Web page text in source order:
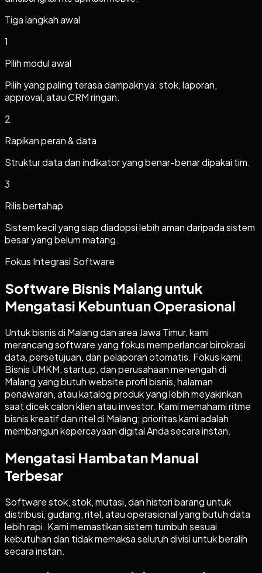
Tiga langkah awal
1
Pilih modul awal
Pilih yang paling terasa dampaknya: stok, laporan,
approval, atau CRM ringan.
2
Rapikan peran & data
Struktur data dan indikator yang benar-benar dipakai tim.
3
Rilis bertahap
Sistem kecil yang siap diadopsi lebih aman daripada sistem
besar yang belum matang.
Fokus Integrasi Software
Software Bisnis Malang untuk
Mengatasi Kebuntuan Operasional
Untuk bisnis di Malang dan area Jawa Timur, kami
merancang software yang fokus memperlancar birokrasi
data, persetujuan, dan pelaporan otomatis. Fokus kami:
Bisnis UMKM, startup, dan perusahaan menengah di
Malang yang butuh website profil bisnis, halaman
penawaran, atau katalog produk yang lebih meyakinkan
saat dicek calon klien atau investor. Kami memahami ritme
bisnis kreatif dan ritel di Malang; prioritas kami adalah
membangun kepercayaan digital Anda secara instan.
Mengatasi Hambatan Manual
Terbesar
Software stok, stok, mutasi, dan histori barang untuk
distribusi, gudang, ritel, atau operasional yang butuh data
lebih rapi. Kami memastikan sistem tumbuh sesuai
kebutuhan dan tidak memaksa seluruh divisi untuk beralih
secara instan.